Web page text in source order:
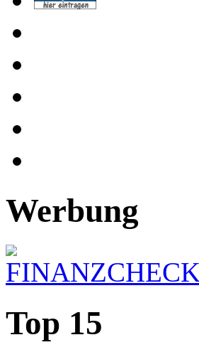
Werbung
Top 15